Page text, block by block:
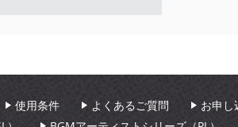
使用条件 よくあるご質問
お申し